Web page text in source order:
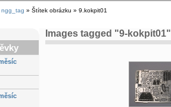
ngg_tag » Štítek obrázku » 9.kokpit01
Images tagged "9-kokpit01"